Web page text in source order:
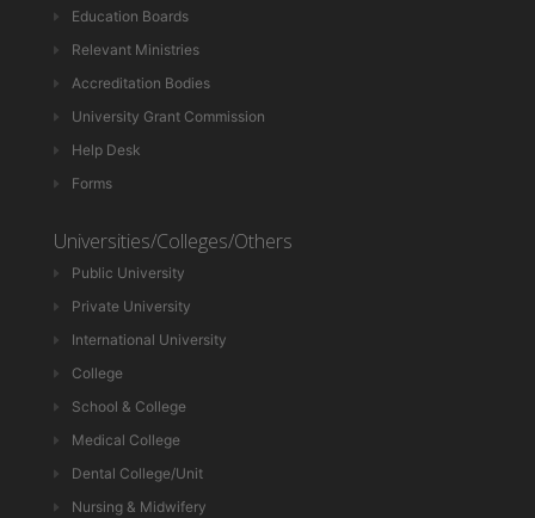
Education Boards
Relevant Ministries
Accreditation Bodies
University Grant Commission
Help Desk
Forms
Universities/Colleges/Others
Public University
Private University
International University
College
School & College
Medical College
Dental College/Unit
Nursing & Midwifery